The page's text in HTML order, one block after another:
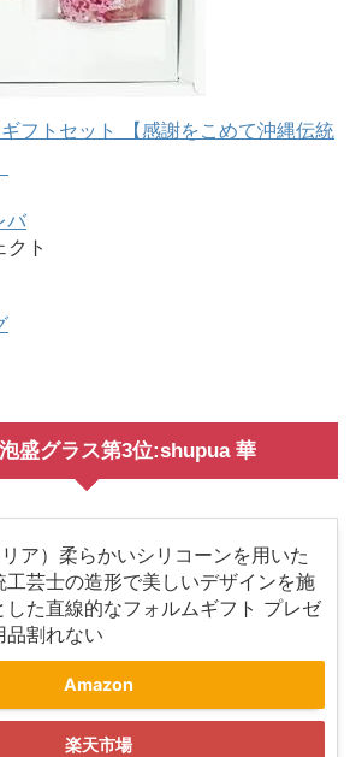
フトセット 【感謝をこめて沖縄伝統
バ
クト
盛グラス第3位:shupua 華
ア）柔らかいシリコーンを用いた
工芸士の造形で美しいデザインを施
した直線的なフォルムギフト プレゼ
品割れない
Amazon
楽天市場